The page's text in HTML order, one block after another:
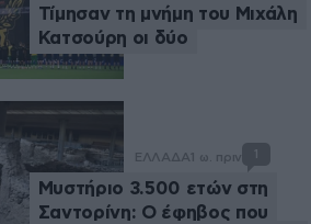
Τίμησαν τη μνήμη του Μιχάλη
Κατσούρη οι δύο
ΕΛΛΑΔΑ 1 ω. πριν 1
Μυστήριο 3.500 ετών στη
Σαντορίνη: Ο έφηβος που